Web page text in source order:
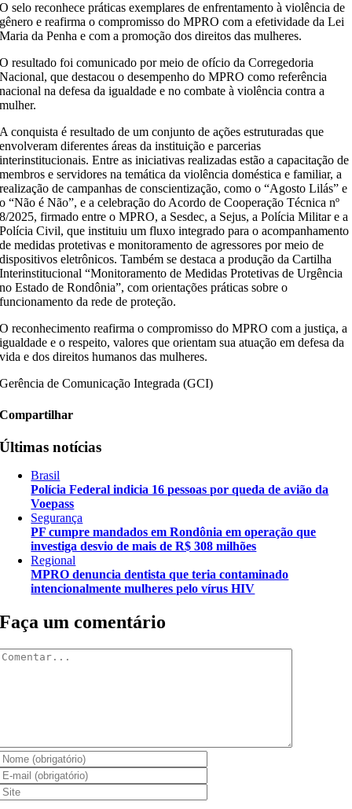
O selo reconhece práticas exemplares de enfrentamento à violência de
gênero e reafirma o compromisso do MPRO com a efetividade da Lei
Maria da Penha e com a promoção dos direitos das mulheres.
O resultado foi comunicado por meio de ofício da Corregedoria
Nacional, que destacou o desempenho do MPRO como referência
nacional na defesa da igualdade e no combate à violência contra a
mulher.
A conquista é resultado de um conjunto de ações estruturadas que
envolveram diferentes áreas da instituição e parcerias
interinstitucionais. Entre as iniciativas realizadas estão a capacitação de
membros e servidores na temática da violência doméstica e familiar, a
realização de campanhas de conscientização, como o “Agosto Lilás” e
o “Não é Não”, e a celebração do Acordo de Cooperação Técnica nº
8/2025, firmado entre o MPRO, a Sesdec, a Sejus, a Polícia Militar e a
Polícia Civil, que instituiu um fluxo integrado para o acompanhamento
de medidas protetivas e monitoramento de agressores por meio de
dispositivos eletrônicos. Também se destaca a produção da Cartilha
Interinstitucional “Monitoramento de Medidas Protetivas de Urgência
no Estado de Rondônia”, com orientações práticas sobre o
funcionamento da rede de proteção.
O reconhecimento reafirma o compromisso do MPRO com a justiça, a
igualdade e o respeito, valores que orientam sua atuação em defesa da
vida e dos direitos humanos das mulheres.
Gerência de Comunicação Integrada (GCI)
Compartilhar
Últimas notícias
Brasil
Polícia Federal indicia 16 pessoas por queda de avião da
Voepass
Segurança
PF cumpre mandados em Rondônia em operação que
investiga desvio de mais de R$ 308 milhões
Regional
MPRO denuncia dentista que teria contaminado
intencionalmente mulheres pelo vírus HIV
Faça um comentário